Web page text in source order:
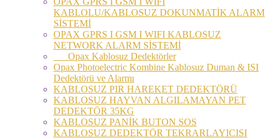
KABLOLU/KABLOSUZ DOKUNMATİK ALARM
SİSTEMİ
OPAX GPRS I GSM I WIFI KABLOSUZ
NETWORK ALARM SİSTEMİ
Opax Kablosuz Dedektörler
Opax Photoelectric Kombine Kablosuz Duman & ISI
Dedektörü ve Alarmı
KABLOSUZ PIR HAREKET DEDEKTÖRÜ
KABLOSUZ HAYVAN ALGILAMAYAN PET
DEDEKTÖR 35KG
KABLOSUZ PANİK BUTON SOS
KABLOSUZ DEDEKTÖR TEKRARLAYICISI